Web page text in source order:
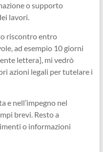
o supporto
lavori.
riscontro entro
ad esempio 10 giorni
lettera], mi vedrò
azioni legali per tutelare i
e nell’impegno nel
brevi. Resto a
o informazioni